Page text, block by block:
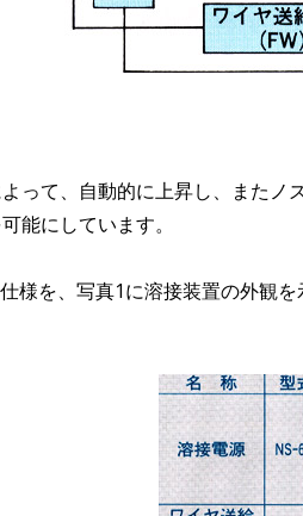
って、自動的に上昇し、また
能にしています。
様を、写真1に溶接装置の外観を